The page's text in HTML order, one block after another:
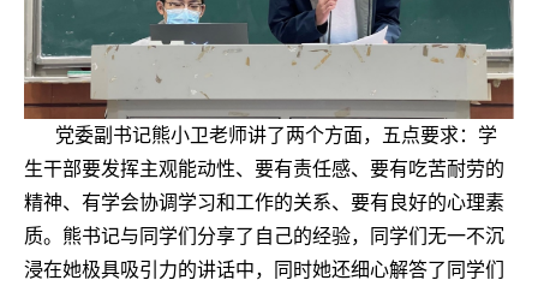
党委副书记熊小卫老师讲了两个方面，五点要求：学
生干部要发挥主观能动性、要有责任感、要有吃苦耐劳的
精神、有学会协调学习和工作的关系、要有良好的心理素
质。熊书记与同学们分享了自己的经验，同学们无一不沉
浸在她极具吸引力的讲话中，同时她还细心解答了同学们